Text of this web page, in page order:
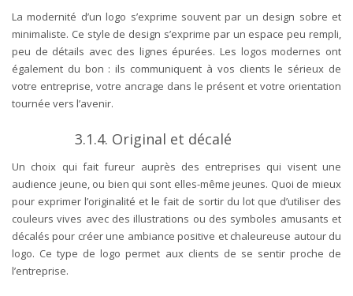
La modernité d’un logo s’exprime souvent par un design sobre et
minimaliste. Ce style de design s’exprime par un espace peu rempli,
peu de détails avec des lignes épurées. Les logos modernes ont
également du bon : ils communiquent à vos clients le sérieux de
votre entreprise, votre ancrage dans le présent et votre orientation
tournée vers l’avenir.
3.1.4. Original et décalé
Un choix qui fait fureur auprès des entreprises qui visent une
audience jeune, ou bien qui sont elles-même jeunes. Quoi de mieux
pour exprimer l’originalité et le fait de sortir du lot que d’utiliser des
couleurs vives avec des illustrations ou des symboles amusants et
décalés pour créer une ambiance positive et chaleureuse autour du
logo. Ce type de logo permet aux clients de se sentir proche de
l’entreprise.